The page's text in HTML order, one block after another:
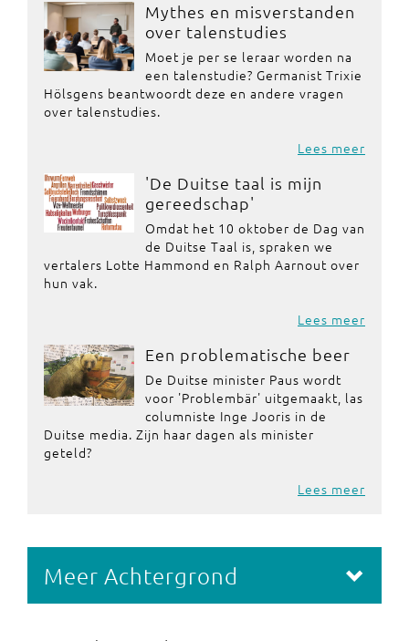
Mythes en misverstanden
over talenstudies
Moet je per se leraar worden na
een talenstudie? Germanist Trixie
Hölsgens beantwoordt deze en andere vragen
over talenstudies.
Lees meer
'De Duitse taal is mijn
gereedschap'
Omdat het 10 oktober de Dag van
de Duitse Taal is, spraken we
vertalers Lotte Hammond en Ralph Aarnout over
hun vak.
Lees meer
Een problematische beer
De Duitse minister Paus wordt
voor 'Problembär' uitgemaakt, las
columniste Inge Jooris in de
Duitse media. Zijn haar dagen als minister
geteld?
Lees meer
Meer Achtergrond